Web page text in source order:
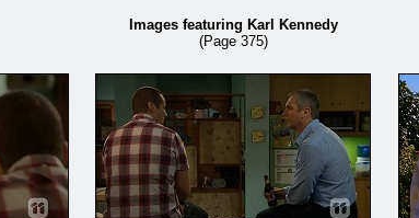
Images featuring Karl Kennedy
(Page 375)